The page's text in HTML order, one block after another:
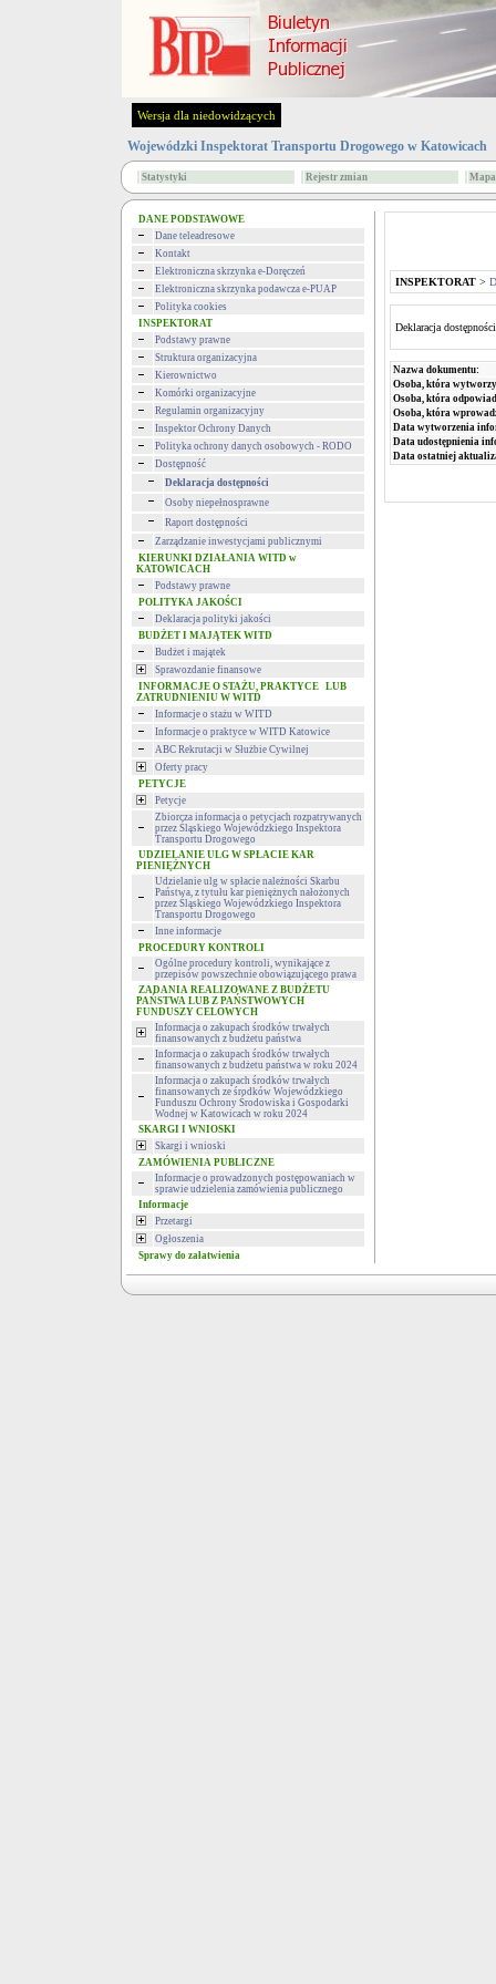
Wersja dla niedowidzących
Wojewódzki Inspektorat Transportu Drogowego w Katowicach
Statystyki Rejestr zmian
DANE PODSTAWOWE
Dane teleadresowe
Kontakt
Elektroniczna skrzynka e-Doręczeń
Elektroniczna skrzynka podawcza e-PUAP
Polityka cookies
INSPEKTORAT
Podstawy prawne
Struktura organizacyjna
Kierownictwo
Komórki organizacyjne
Regulamin organizacyjny
Inspektor Ochrony Danych
Polityka ochrony danych osobowych - RODO
Dostępność
Deklaracja dostępności
Osoby niepełnosprawne
Raport dostępności
Zarządzanie inwestycjami publicznymi
KIERUNKI DZIAŁANIA WITD w
KATOWICACH
Podstawy prawne
POLITYKA JAKOŚCI
Deklaracja polityki jakości
BUDŻET I MAJĄTEK WITD
Budżet i majątek
Sprawozdanie finansowe
INFORMACJE O STAŻU, PRAKTYCE LUB
ZATRUDNIENIU W WITD
Informacje o stażu w WITD
Informacje o praktyce w WITD Katowice
ABC Rekrutacji w Służbie Cywilnej
Oferty pracy
PETYCJE
Petycje
Zbiorcza informacja o petycjach rozpatrywanych
przez Śląskiego Wojewódzkiego Inspektora
Transportu Drogowego
UDZIELANIE ULG W SPŁACIE KAR
PIENIĘŻNYCH
Udzielanie ulg w spłacie należności Skarbu
Państwa, z tytułu kar pieniężnych nałożonych
przez Śląskiego Wojewódzkiego Inspektora
Transportu Drogowego
Inne informacje
PROCEDURY KONTROLI
Ogólne procedury kontroli, wynikające z
przepisów powszechnie obowiązującego prawa
ZADANIA REALIZOWANE Z BUDŻETU
PAŃSTWA LUB Z PAŃSTWOWYCH
FUNDUSZY CELOWYCH
Informacja o zakupach środków trwałych
finansowanych z budżetu państwa
Informacja o zakupach środków trwałych
finansowanych z budżetu państwa w roku 2024
Informacja o zakupach środków trwałych
finansowanych ze środków Wojewódzkiego
Funduszu Ochrony Środowiska i Gospodarki
Wodnej w Katowicach w roku 2024
SKARGI I WNIOSKI
Skargi i wnioski
ZAMÓWIENIA PUBLICZNE
Informacje o prowadzonych postępowaniach w
sprawie udzielenia zamówienia publicznego
Informacje
Przetargi
Ogłoszenia
Sprawy do załatwienia
INSPEKTORAT >
Deklaracja
Nazwa dokumentu:
Osoba, która
Osoba, która
Osoba, która
Data wytworzenia
Data udostępnienia
Data ostatniej